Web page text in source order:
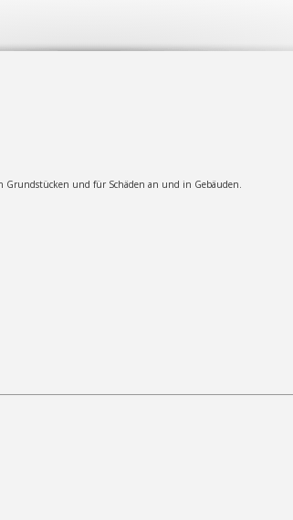
Grundstücken und für Schäden an und in Gebäuden.